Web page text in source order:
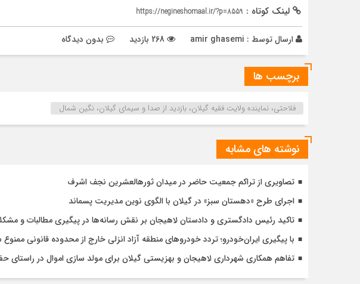
لینک کوتاه : https://negineshomaal.ir/?p=8559
ارسال توسط : amir ghasemi بدون دیدگاه
برچسب ها
فلاحتی، نماینده ولایت فقیه گیلان، بازدید از صدا و سیمای گیلان، نگین شمال
نوشته های مشابه
تصاویری از تراکم جمعیت حاضر در میدان ثورهالعشرین نجف اشرف
اجرای طرح «دهستان سبز» در گیلان با الگوی نوین مدیریت پسماند
تاکید رئیس دادگستری و دادستان لاهیجان بر نقش رسانه‌ها در پیگیری مطالبات و
با پیگیری ایران‌خودرو؛ تردد خودروهای منطقه آزاد انزلی خارج از محدوده قانونی
تفاهم همکاری شهرداری لاهیجان و بهزیستی گیلان برای مولد سازی اموال در راستای